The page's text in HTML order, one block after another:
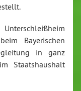
Bayerischen
in ganz
Staatshaushalt